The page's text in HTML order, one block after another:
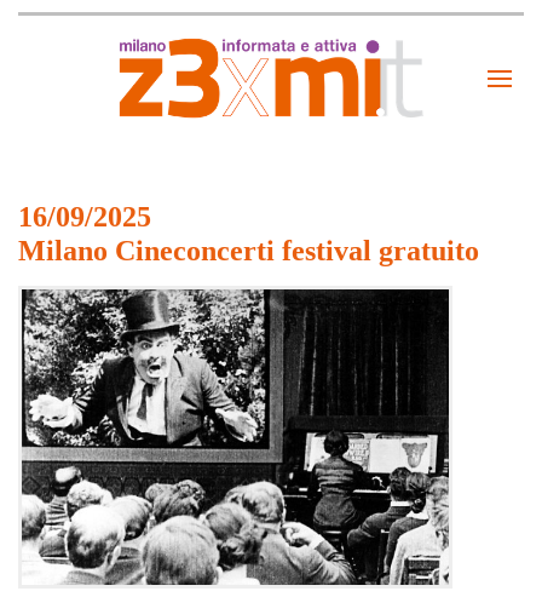
16/09/2025
Milano Cineconcerti festival gratuito